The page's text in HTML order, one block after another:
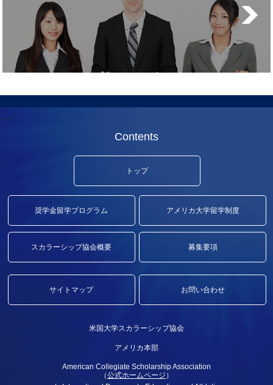
-->
Contents
トップ
奨学金留学プログラム アメリカ大学留学制度
スカラーシップ協会概要 募集要項
サイトマップ お問い合わせ
米国大学スカラーシップ協会
アメリカ本部
American Collegiate Scholarship Association
（公式ホームページ ）